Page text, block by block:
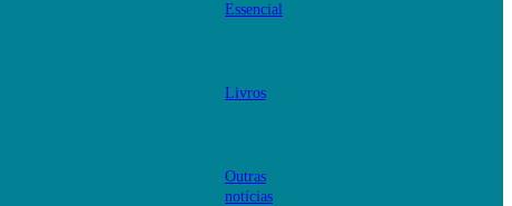
Essencial
Livros
Outras
notícias